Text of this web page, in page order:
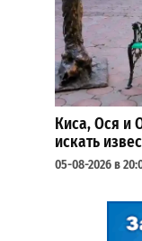
Киса, Ося и
искать
05-08-2026 в